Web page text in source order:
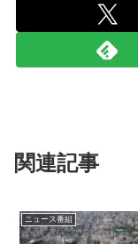
関連記事
ニュース番組